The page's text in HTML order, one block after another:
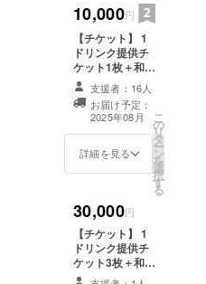
ディングで支援
をした旨をお声
掛けください。
・チケットの有
効期限：2025年
8月8日から2026
年2月7日まで
【Ticket】 One
Drink Ticket ・
be used
individually. ・
cash. No
change will be
given. ・The
ticket will be
handed to you
10,000円
【チケット】 1
ドリンク提供チ
ケット1枚＋和菓
子提供チケット1
枚 ・ドリンクと
和菓子チケット
は来店ごとに1枚
ずつの利用が可
能です。 ・現金
初回来店時にお
渡しいたしま
す。来店時にク
ラウドファン
ディングで支援
支援者：16人
お届け予定：
2025年08月
詳細を見る
こ
の
リ
タ
ー
ン
を
選
択
す
る
30,000円
【チケット】 1
ドリンク提供チ
ケット3枚＋和菓
子提供チケット3